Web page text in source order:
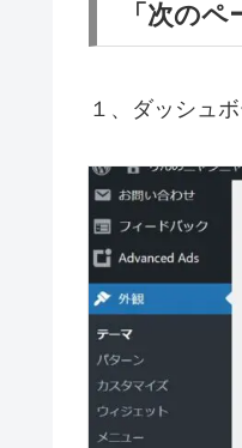
「次の
１、ダッシュ